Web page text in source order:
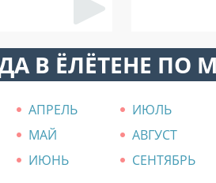
В ЁЛЁТЕНЕ ПО
АПРЕЛЬ
ИЮЛЬ
МАЙ
АВГУСТ
ИЮНЬ СЕНТЯБРЬ